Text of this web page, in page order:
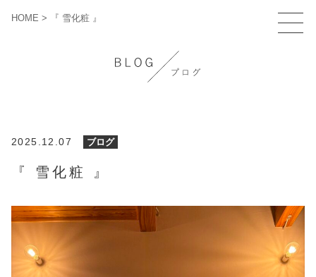
HOME > 『 雪化粧 』
2025.12.07 ブログ
『 雪化粧 』